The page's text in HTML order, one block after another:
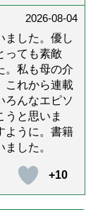
2026-08-04
ました。優し
っても素敵
。私も母の介
これから連載
ろんなエピソ
うと思いま
ように。書籍
した。
+10